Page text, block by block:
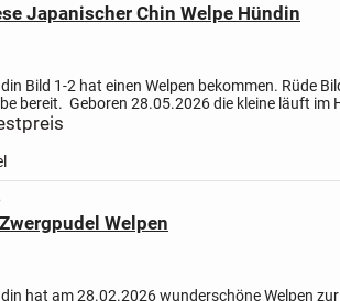
Japanischer Chin Welpe Hündin
Bild 1-2 hat einen Welpen bekommen. Rüde
bereit. Geboren 28.05.2026 die kleine läuft im
alles, sie hat auch ein...
Welpen
hat am 28.02.2026 wunderschöne Welpen